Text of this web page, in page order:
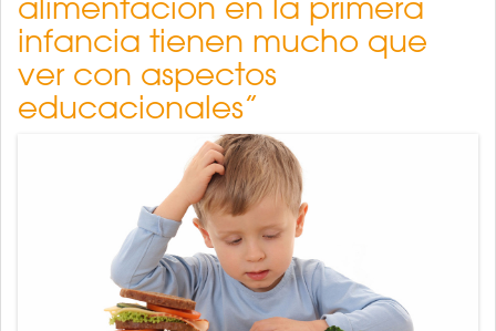
infancia tienen mucho que
ver con aspectos
educacionales”